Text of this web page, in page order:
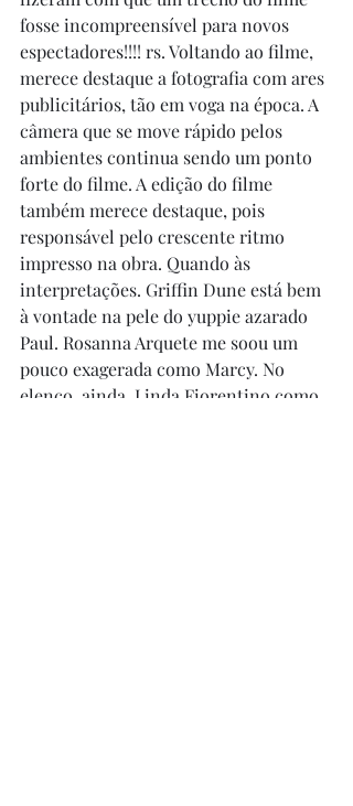
fosse incompreensível para novos
espectadores!!!! rs. Voltando ao filme,
merece destaque a fotografia com ares
publicitários, tão em voga na época. A
câmera que se move rápido pelos
ambientes continua sendo um ponto
forte do filme. A edição do filme
também merece destaque, pois
responsável pelo crescente ritmo
impresso na obra. Quando às
interpretações. Griffin Dune está bem
à vontade na pele do yuppie azarado
Paul. Rosanna Arquete me soou um
pouco exagerada como Marcy. No
elenco, ainda, Linda Fiorentino como